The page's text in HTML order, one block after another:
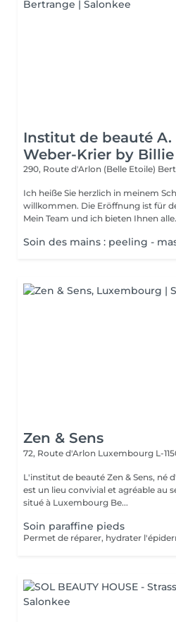
Institut de beauté A.
Weber-Krier by Billie
290, Route d'Arlon (Belle Etoile)
Ich heiße Sie herzlich in meinem
willkommen. Die Eröffnung ist für
Mein Team und ich bieten Ihnen
Soin des mains : peeling -
Zen & Sens
72, Route d'Arlon Luxembourg L-
L'institut de beauté Zen & Sens, né
est un lieu convivial et agréable au
situé à Luxembourg Be...
Soin paraffine pieds